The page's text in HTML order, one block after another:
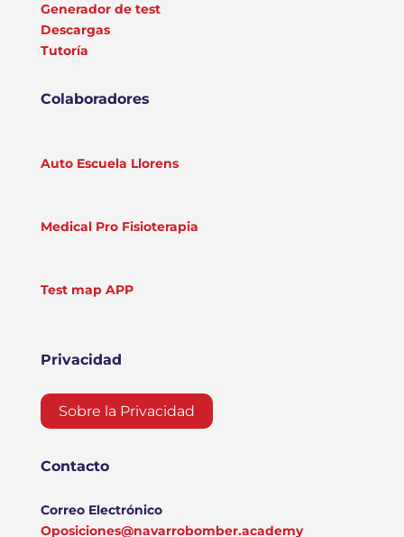
Generador de test
Descargas
Tutoría
Colaboradores
Auto Escuela Llorens
Medical Pro Fisioterapia
Test map APP
Privacidad
Sobre la Privacidad
Contacto
Correo Electrónico
Oposiciones@navarrobomber.academy